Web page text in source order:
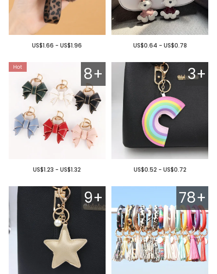
US$0.64 - US$0.78
US$1.66 - US$1.96
3+
US$0.52 - US$0.72
8+
US$1.23 - US$1.32
78+
9+